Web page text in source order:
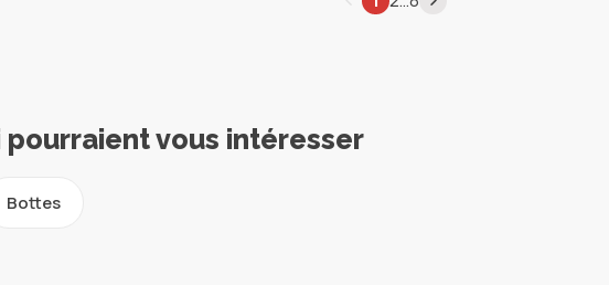
vous intéresser
Bottes